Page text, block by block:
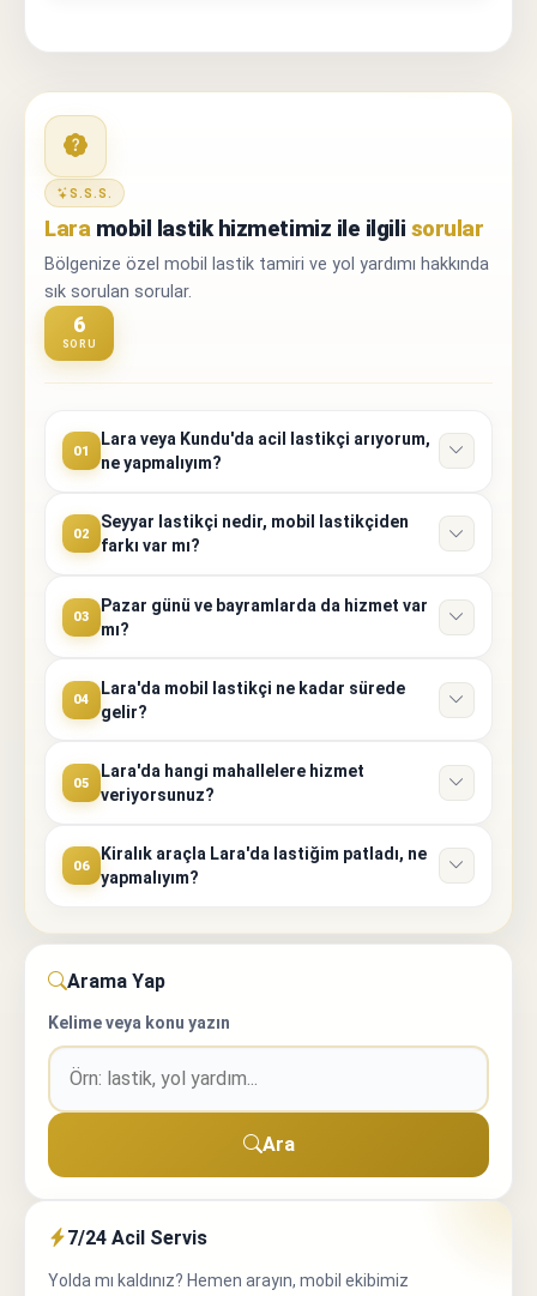
S.S.S.
Lara mobil lastik hizmetimiz ile ilgili sorular
Bölgenize özel mobil lastik tamiri ve yol yardımı hakkında
sık sorulan sorular.
6
SORU
01
Lara veya Kundu'da acil lastikçi arıyorum,
ne yapmalıyım?
02
Seyyar lastikçi nedir, mobil lastikçiden
farkı var mı?
03
Pazar günü ve bayramlarda da hizmet var
mı?
04
Lara'da mobil lastikçi ne kadar sürede
gelir?
05
Lara'da hangi mahallelere hizmet
veriyorsunuz?
06
Kiralık araçla Lara'da lastiğim patladı, ne
yapmalıyım?
Arama Yap
Kelime veya konu yazın
Ara
7/24 Acil Servis
Yolda mı kaldınız? Hemen arayın, mobil ekibimiz